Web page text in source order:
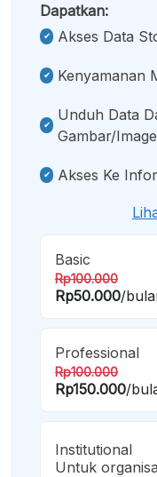
Dapatkan:
Akses Data
Kenyamanan
Unduh Data
Gambar/image
Akses Ke
Basic
Rp100.000
Rp50.000/
Professional
Rp100.000
Rp150.000/
Institutional
Untuk